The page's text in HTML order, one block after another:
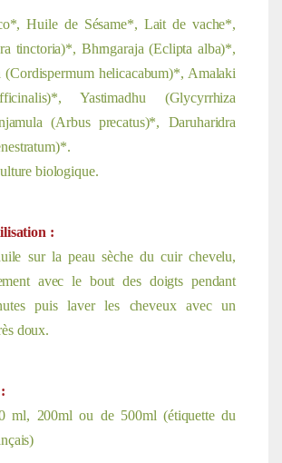
Huile de Sésame*, Lait de vache*,
tinctoria)*, Bhrngaraja (Eclipta alba)*,
(Cordispermum helicacabum)*, Amalaki
Yastimadhu (Glycyrrhiza
(Arbus precatus)*, Daruharidra
biologique.
:
sur la peau sèche du cuir chevelu,
avec le bout des doigts pendant
puis laver les cheveux avec un
doux.
ml, 200ml ou de 500ml (étiquette du